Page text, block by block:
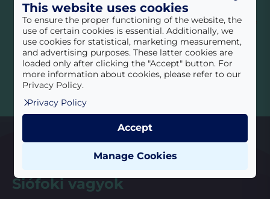
Megismertem azAdatvédelmi tájékoztató
Beküldés
Siófoki vagyok
This website uses cookies
To ensure the proper functioning of the website, the
use of certain cookies is essential. Additionally, we
use cookies for statistical, marketing measurement,
and advertising purposes. These latter cookies are
loaded only after clicking the "Accept" button. For
more information about cookies, please refer to our
Privacy Policy.
Privacy Policy
Manage Cookies
Accept